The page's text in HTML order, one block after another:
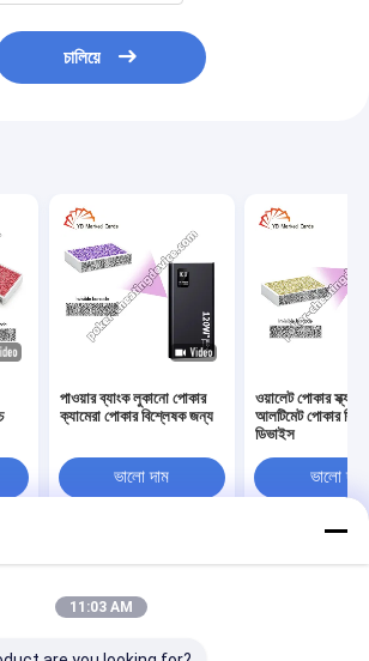
চালিয়ে
পাওয়ার ব্যাংক লুকানো পোকার
ক্যামেরা পোকার বিশ্লেষক জন্য
ভালো দাম
ওয়ালেট পোকার
আলটিমেট পোকার
ডিভাইস
ভালো দাম
আমাদের সাথে যোগাযোগ
Desktop
সাইট ম্যাপ
গোপনীয়তা নীতি
11:03 AM